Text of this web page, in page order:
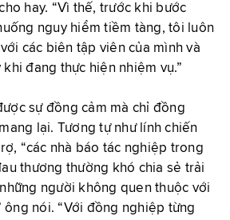
hay. “Vì thế, trước khi bước
nguy hiểm tiềm tàng, tôi luôn
các biên tập viên của mình và
đang thực hiện nhiệm vụ.”
sự đồng cảm mà chỉ đồng
lại. Tương tự như lính chiến
“các nhà báo tác nghiệp trong
thương thường khó chia sẻ trải
người không quen thuộc với
ông nói. “Với đồng nghiệp từng